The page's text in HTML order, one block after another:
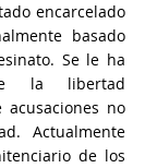
encarcelado
basado
Se le ha
la libertad
no
Actualmente
de los